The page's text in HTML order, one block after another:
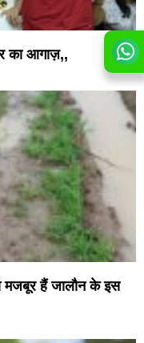
का आगाज़,,
मजबूर हैं जालौन के इस